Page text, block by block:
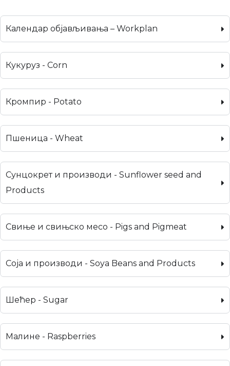
Календар објављивања – Workplan
Кукуруз - Corn
Кромпир - Potato
Пшеница - Wheat
Сунцокрет и производи - Sunflower seed and
Products
Свиње и свињско месо - Pigs and Pigmeat
Соја и производи - Soya Beans and Products
Шећер - Sugar
Малине - Raspberries